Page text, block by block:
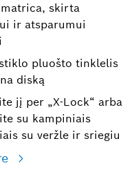
skirta
ir atsparumui
pluošto tinklelis
diską
jį per „X-Lock“ arba
su kampiniais
su veržle ir sriegiu